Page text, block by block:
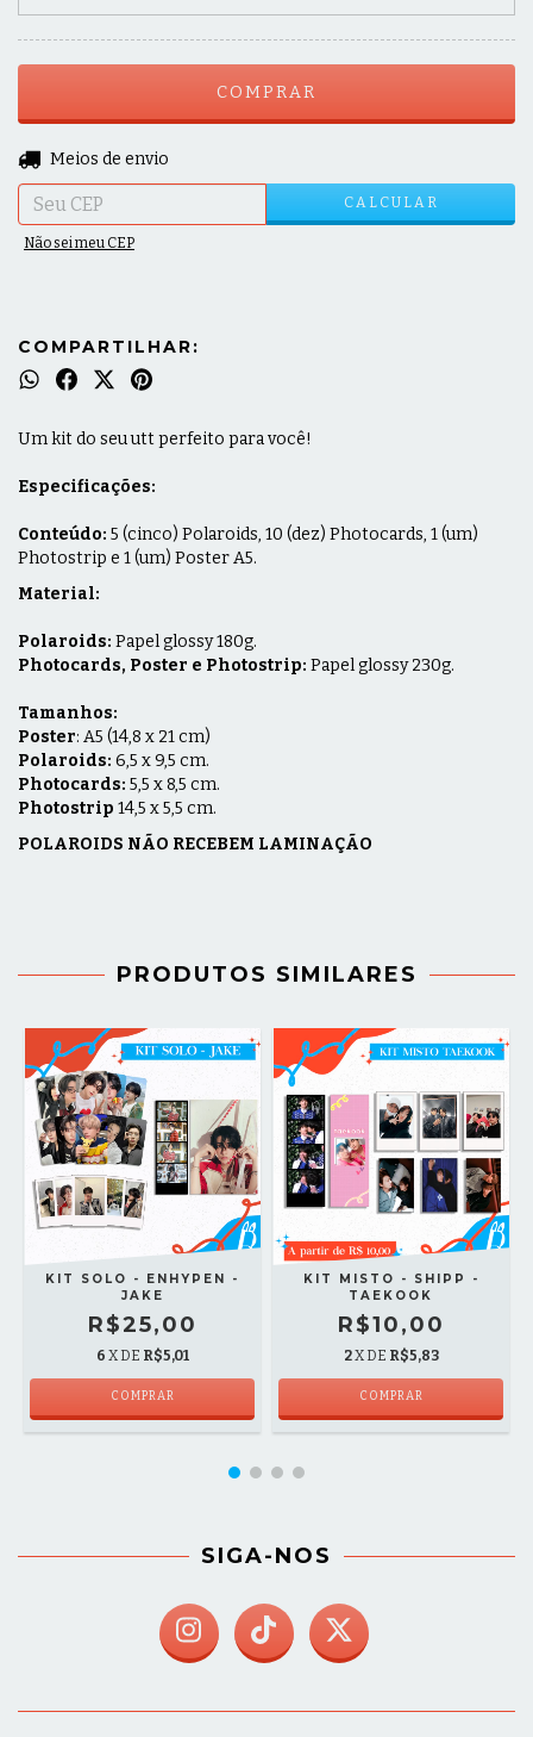
Entregas para o CEP:
Meios de envio
CALCULAR
Não sei meu CEP
COMPARTILHAR:
Um kit do seu utt perfeito para você!
Especificações:
Conteúdo: 5 (cinco) Polaroids, 10 (dez) Photocards, 1 (um)
Photostrip e 1 (um) Poster A5.
Material:
Polaroids: Papel glossy 180g.
Photocards, Poster e Photostrip: Papel glossy 230g.
Tamanhos:
Poster: A5 (14,8 x 21 cm)
Polaroids: 6,5 x 9,5 cm.
Photocards: 5,5 x 8,5 cm.
Photostrip 14,5 x 5,5 cm.
POLAROIDS NÃO RECEBEM LAMINAÇÃO
PRODUTOS SIMILARES
KIT SOLO - ENHYPEN -
JAKE
R$25,00
6 X DE R$5,01
COMPRAR
KIT MISTO - SHIPP -
TAEKOOK
R$10,00
2X DE R$5,83
COMPRAR
SIGA-NOS